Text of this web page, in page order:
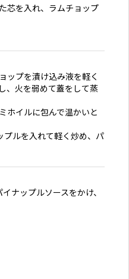
芯を入れ、ラムチョップ
ップを漬け込み液を軽く
、火を弱めて蓋をして蒸
ホイルに包んで温かいと
プルを入れて軽く炒め、パ
ナップルソースをかけ、